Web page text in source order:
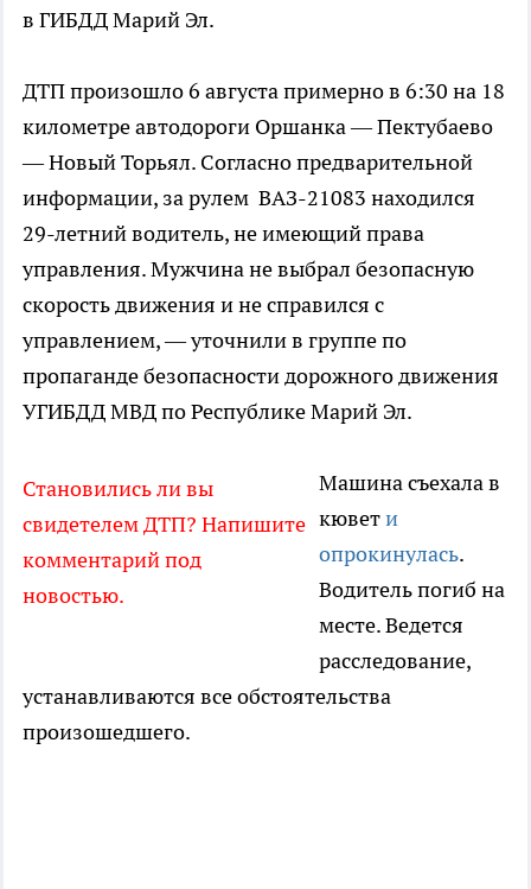
в ГИБДД Марий Эл.
ДТП произошло 6 августа примерно в 6:30 на 18
километре автодороги Оршанка — Пектубаево
— Новый Торьял. Согласно предварительной
информации, за рулем ВАЗ-21083 находился
29-летний водитель, не имеющий права
управления. Мужчина не выбрал безопасную
скорость движения и не справился с
управлением, — уточнили в группе по
пропаганде безопасности дорожного движения
УГИБДД МВД по Республике Марий Эл.
Становились ли вы
свидетелем ДТП? Напишите
комментарий под
новостью.
Машина съехала в
кювети
опрокинулась.
Водитель погиб на
месте. Ведется
расследование,
устанавливаются все обстоятельства
произошедшего.